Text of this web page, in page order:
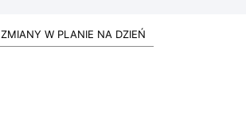
ZMIANY W PLANIE NA DZIEŃ